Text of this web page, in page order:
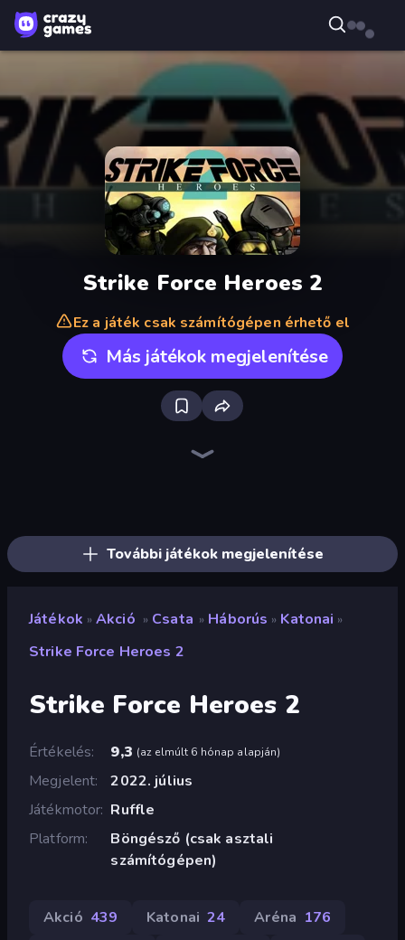
Strike Force Heroes 2
Ez a játék csak számítógépen érhető el
Más játékok megjelenítése
További játékok megjelenítése
Játékok » Akció » Csata » Háborús » Katonai »
Strike Force Heroes 2
Strike Force Heroes 2
Értékelés 9,3 (az elmúlt 6 hónap alapján)
Megjelent
2022. július
Játékmotor Ruffle
Platform
Böngésző (csak asztali
számítógépen)
Akció 439 Katonai 24 Aréna 176